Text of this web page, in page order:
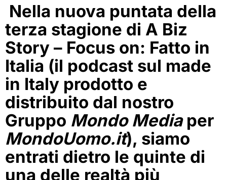
Nella nuova puntata della
terza stagione di A Biz
Story – Focus on: Fatto in
Italia (il podcast sul made
in Italy prodotto e
distribuito dal nostro
Gruppo Mondo Mediaper
MondoUomo.it), siamo
entrati dietro le quinte di
una delle realtà più